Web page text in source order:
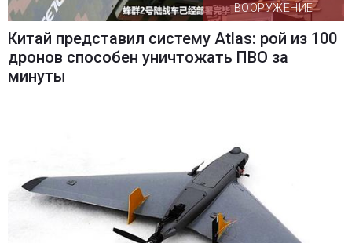
ВООРУЖЕНИЕ
Китай представил систему Atlas: рой из 100
дронов способен уничтожать ПВО за
минуты